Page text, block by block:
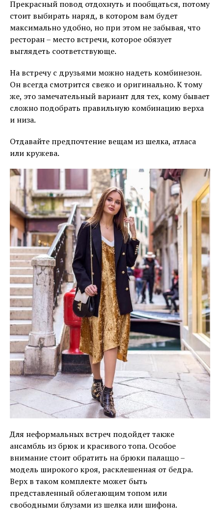
Прекрасный повод отдохнуть и пообщаться, потому
стоит выбирать наряд, в котором вам будет
максимально удобно, но при этом не забывая, что
ресторан – место встречи, которое обязует
выглядеть соответствующе.
На встречу с друзьями можно надеть комбинезон.
Он всегда смотрится свежо и оригинально. К тому
же, это замечательный вариант для тех, кому бывает
сложно подобрать правильную комбинацию верха
и низа.
Отдавайте предпочтение вещам из шелка, атласа
или кружева.
Для неформальных встреч подойдет также
ансамбль из брюк и красивого топа. Особое
внимание стоит обратить на брюки палаццо –
модель широкого кроя, расклешенная от бедра.
Верх в таком комплекте может быть
представленный облегающим топом или
свободными блузами из шелка или шифона.